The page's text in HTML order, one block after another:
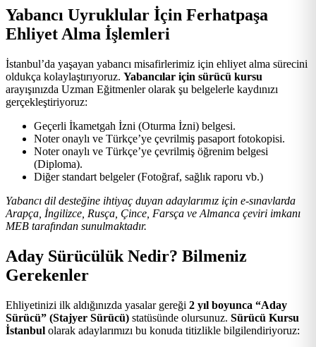
Yabancı Uyruklular İçin Ferhatpaşa
Ehliyet Alma İşlemleri
İstanbul’da yaşayan yabancı misafirlerimiz için ehliyet alma sürecini
oldukça kolaylaştırıyoruz. Yabancılar için sürücü kursu
arayışınızda Uzman Eğitmenler olarak şu belgelerle kaydınızı
gerçekleştiriyoruz:
Geçerli İkametgah İzni (Oturma İzni) belgesi.
Noter onaylı ve Türkçe’ye çevrilmiş pasaport fotokopisi.
Noter onaylı ve Türkçe’ye çevrilmiş öğrenim belgesi
(Diploma).
Diğer standart belgeler (Fotoğraf, sağlık raporu vb.)
Yabancı dil desteğine ihtiyaç duyan adaylarımız için e-sınavlarda
Arapça, İngilizce, Rusça, Çince, Farsça ve Almanca çeviri imkanı
MEB tarafından sunulmaktadır.
Aday Sürücülük Nedir? Bilmeniz
Gerekenler
Ehliyetinizi ilk aldığınızda yasalar gereği 2 yıl boyunca “Aday
Sürücü” (Stajyer Sürücü) statüsünde olursunuz. Sürücü Kursu
İstanbul olarak adaylarımızı bu konuda titizlikle bilgilendiriyoruz: